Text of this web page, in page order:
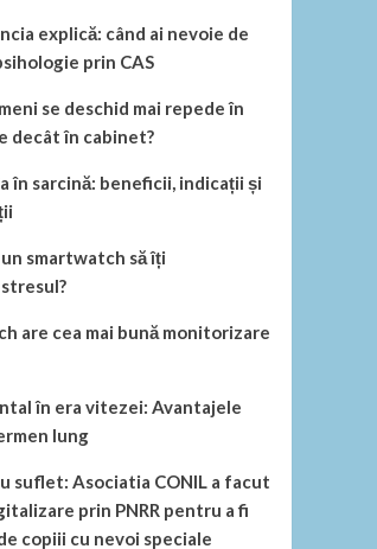
explică: când ai nevoie de
prin CAS
se deschid mai repede în
decât în cabinet?
în sarcină: beneficii, indicații și
smartwatch să îți
are cea mai bună monitorizare
în era vitezei: Avantajele
lung
suflet: Asociatia CONIL a facut
prin PNRR pentru a fi
copiii cu nevoi speciale